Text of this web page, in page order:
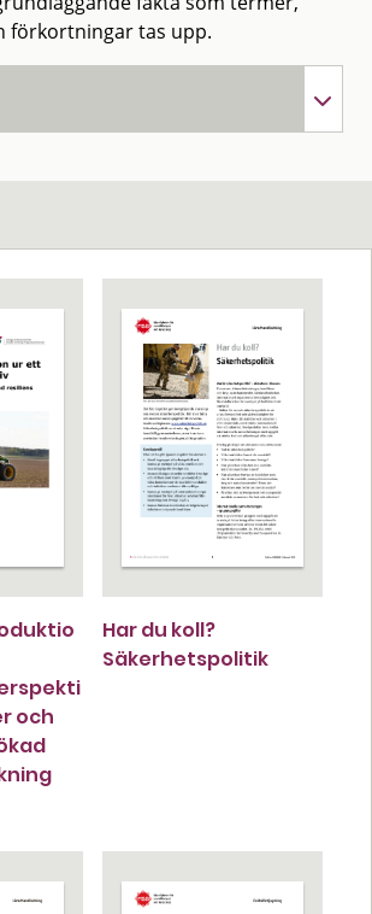
förkortningar tas upp.
och
Har du koll?
Säkerhetspolitik